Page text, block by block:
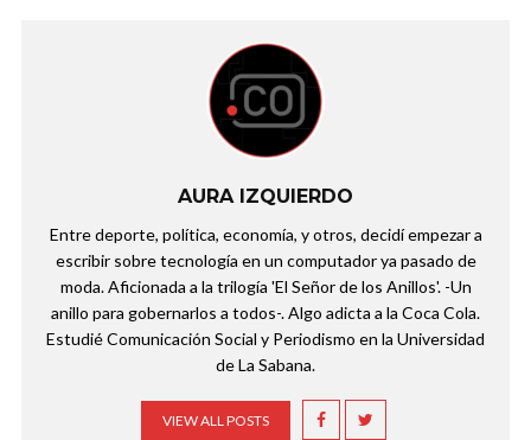
AURA IZQUIERDO
Entre deporte, política, economía, y otros, decidí empezar a
escribir sobre tecnología en un computador ya pasado de
moda. Aficionada a la trilogía 'El Señor de los Anillos'. -Un
anillo para gobernarlos a todos-. Algo adicta a la Coca Cola.
Estudié Comunicación Social y Periodismo en la Universidad
de La Sabana.
VIEW ALL POSTS